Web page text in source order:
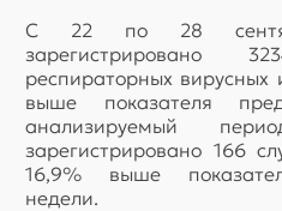
С 22 по 28
зарегистрировано
респираторных
выше показателя
анализируемый
зарегистрировано 166
16,9% выше
недели.